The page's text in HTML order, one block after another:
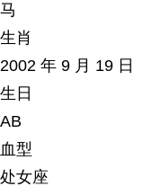
马
生肖
2002 年 9 月 19 日
生日
AB
血型
处女座